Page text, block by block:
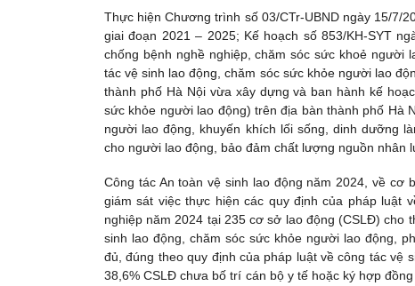
Thực hiện Chương trình số 03/CTr-UBND ngày 15/7/
giai đoạn 2021 – 2025; Kế hoạch số 853/KH-SYT
chống bệnh nghề nghiệp, chăm sóc sức khoẻ người
tác vệ sinh lao động, chăm sóc sức khỏe người lao
thành phố Hà Nội vừa xây dựng và ban hành kế
sức khỏe người lao động) trên địa bàn thành phố Hà
người lao động, khuyến khích lối sống, dinh dưỡng
cho người lao động, bảo đảm chất lượng nguồn nhân
Công tác An toàn vệ sinh lao động năm 2024, về
giám sát việc thực hiện các quy định của pháp luật
nghiệp năm 2024 tại 235 cơ sở lao động (CSLĐ) cho
sinh lao động, chăm sóc sức khỏe người lao động,
đủ, đúng theo quy định của pháp luật về công tác vệ
38,6% CSLĐ chưa bố trí cán bộ y tế hoặc ký hợp